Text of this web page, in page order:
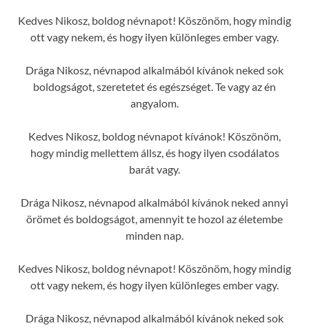
Kedves Nikosz, boldog névnapot! Köszönöm, hogy mindig
ott vagy nekem, és hogy ilyen különleges ember vagy.
Drága Nikosz, névnapod alkalmából kívánok neked sok
boldogságot, szeretetet és egészséget. Te vagy az én
angyalom.
Kedves Nikosz, boldog névnapot kívánok! Köszönöm,
hogy mindig mellettem állsz, és hogy ilyen csodálatos
barát vagy.
Drága Nikosz, névnapod alkalmából kívánok neked annyi
örömet és boldogságot, amennyit te hozol az életembe
minden nap.
Kedves Nikosz, boldog névnapot! Köszönöm, hogy mindig
ott vagy nekem, és hogy ilyen különleges ember vagy.
Drága Nikosz, névnapod alkalmából kívánok neked sok